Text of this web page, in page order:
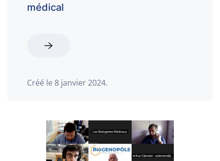
médical
Créé le 8 janvier 2024.